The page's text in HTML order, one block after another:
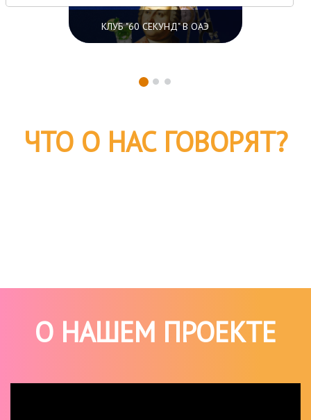
КЛУБ "60 СЕКУНД" В ОАЭ
ЧТО О НАС ГОВОРЯТ?
О НАШЕМ ПРОЕКТЕ